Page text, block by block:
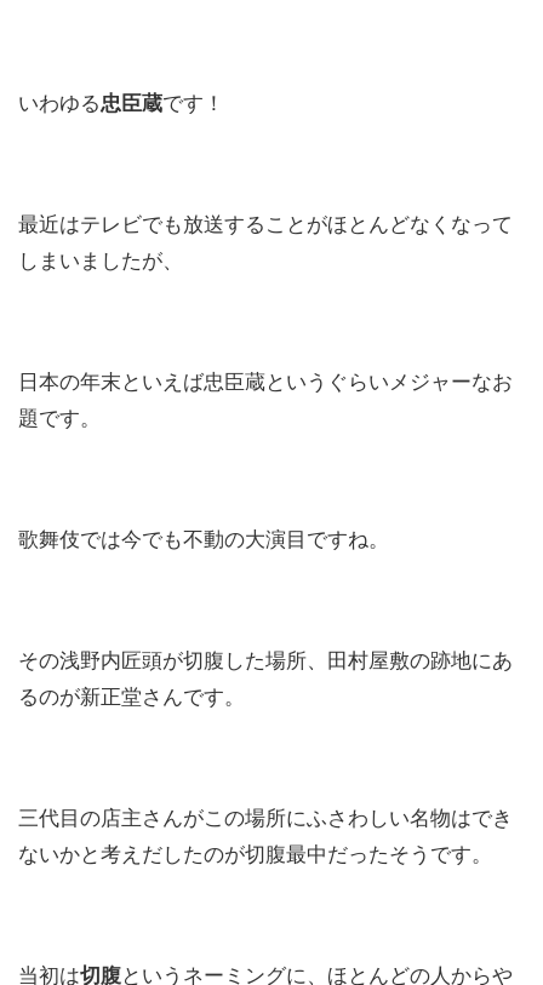
いわゆる忠臣蔵です！
最近はテレビでも放送することがほとんどなくなって
しまいましたが、
日本の年末といえば忠臣蔵というぐらいメジャーなお
題です。
歌舞伎では今でも不動の大演目ですね。
その浅野内匠頭が切腹した場所、田村屋敷の跡地にあ
るのが新正堂さんです。
三代目の店主さんがこの場所にふさわしい名物はでき
ないかと考えだしたのが切腹最中だったそうです。
当初は切腹というネーミングに、ほとんどの人からや